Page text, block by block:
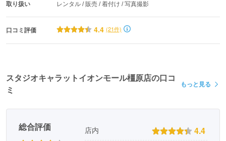
取り扱い レンタル / 販売 / 着付け / 写真撮影
口コミ評価 4.4 (21件)
スタジオキャラットイオンモール橿原店の口コ
ミ
もっと見る
総合評価 店内 4.4